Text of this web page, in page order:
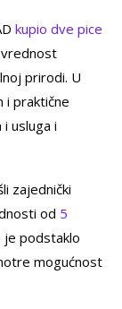
kupio dve pice
prirodi. U
i praktične
usluga i
zajednički
od 5
je podstaklo
mogućnost